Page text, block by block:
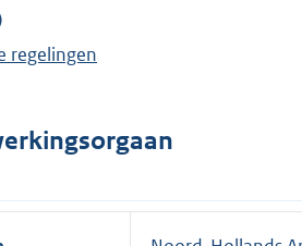
regelingen